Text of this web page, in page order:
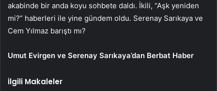
akabinde bir anda koyu sohbete daldı. İkili, “Aşk yeniden
mi?” haberleri ile yine gündem oldu. Serenay Sarıkaya ve
Cem Yılmaz barıştı mı?
Umut Evirgen ve Serenay Sarıkaya’dan Berbat Haber
İlgili Makaleler